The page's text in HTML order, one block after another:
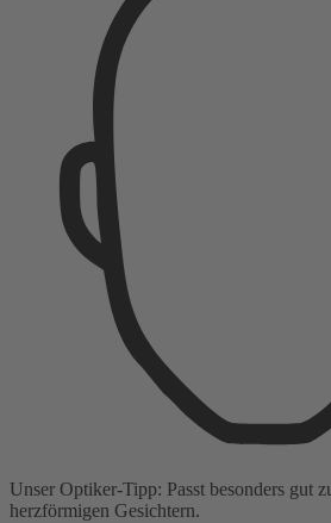
Unser Optiker-Tipp: Passt besonders gut
herzförmigen Gesichtern.